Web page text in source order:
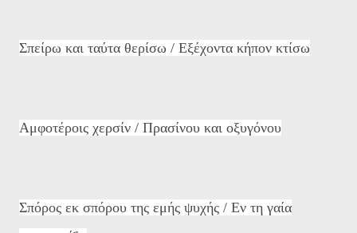
Σπείρω και ταύτα θερίσω / Εξέχοντα κήπον κτίσω
Αμφοτέροις χερσίν / Πρασίνου και οξυγόνου
Σπόρος εκ σπόρου της εμής ψυχής / Εν τη γαία